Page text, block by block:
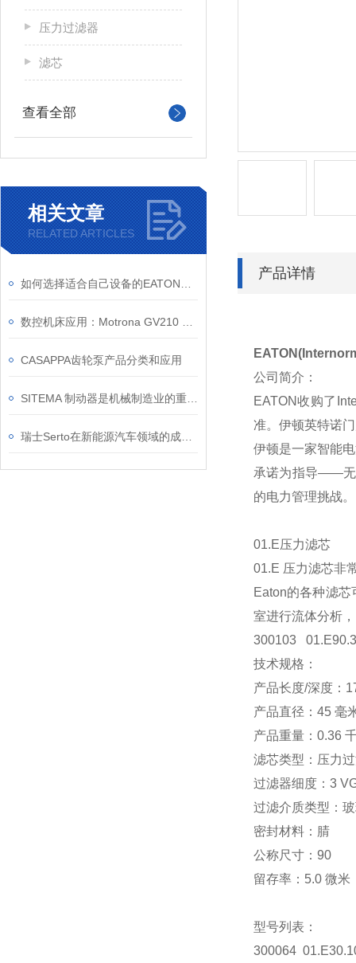
压力过滤器
滤芯
查看全部
相关文章
RELATED ARTICLES
CASAPPA齿轮泵产品分类和应用
产品详情
公司简介：
EATON收购了
准。伊顿英特诺
伊顿是一家智能
承诺为指导——无
的电力管理挑战。
01.E压力滤芯
01.E 压力滤芯非
Eaton的各种滤
室进行流体分析
300103
技术规格：
产品长度/深度：
产品直径：45 毫
产品重量：0.36
滤芯类型：压力
过滤器细度：3
过滤介质类型：
密封材料：腈
公称尺寸：90
留存率：5.0 微米
型号列表：
300064